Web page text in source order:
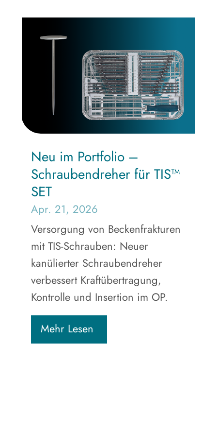
Neu im Portfolio –
Schraubendreher für TIS™
SET
Apr. 21, 2026
Versorgung von Beckenfrakturen
mit TIS-Schrauben: Neuer
kanülierter Schraubendreher
verbessert Kraftübertragung,
Kontrolle und Insertion im OP.
Mehr Lesen